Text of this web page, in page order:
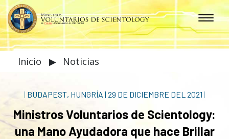
Inicio ▶ Noticias
| BUDAPEST, HUNGRÍA | 29 DE DICIEMBRE DEL 2021 |
Ministros Voluntarios de Scientology:
una Mano Ayudadora que hace Brillar